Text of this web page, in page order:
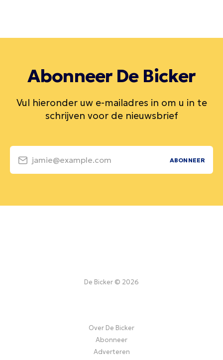
Abonneer De Bicker
Vul hieronder uw e-mailadres in om u in te
schrijven voor de nieuwsbrief
jamie@example.com ABONNEER
De Bicker © 2026
Over De Bicker
Abonneer
Adverteren